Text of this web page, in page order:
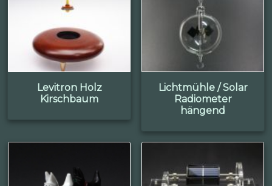
Levitron Holz
Kirschbaum
Lichtmühle / Solar
Radiometer
hängend